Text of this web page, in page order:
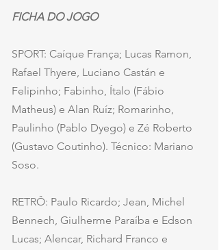
FICHA DO JOGO
SPORT: Caíque França; Lucas Ramon,
Rafael Thyere, Luciano Castán e
Felipinho; Fabinho, Ítalo (Fábio
Matheus) e Alan Ruíz; Romarinho,
Paulinho (Pablo Dyego) e Zé Roberto
(Gustavo Coutinho). Técnico: Mariano
Soso.
RETRÔ: Paulo Ricardo; Jean, Michel
Bennech, Giulherme Paraíba e Edson
Lucas; Alencar, Richard Franco e